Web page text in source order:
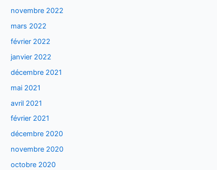
novembre 2022
mars 2022
février 2022
janvier 2022
décembre 2021
mai 2021
avril 2021
février 2021
décembre 2020
novembre 2020
octobre 2020